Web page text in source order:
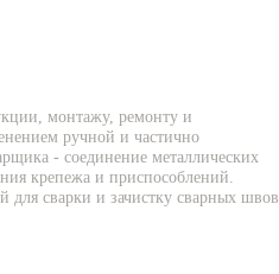
монтажу, ремонту и
ручной и частично
- соединение металлических
крепежа и приспособлений.
для сварки и зачистку сварных швов